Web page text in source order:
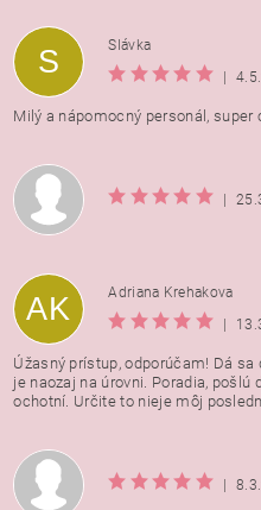
Vložením hodnotenie
osobných údajov
S
Slávka
|
Milý a nápomocný personál, super
|
AK
Adriana Krehakova
|
Úžasný prístup, odporúčam! Dá
je naozaj na úrovni. Poradia, pošlú
ochotní. Určite to nieje môj
|